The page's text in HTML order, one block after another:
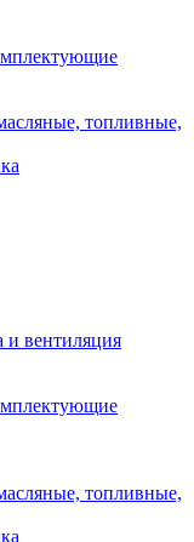
топливные,
и вентиляция
топливные,